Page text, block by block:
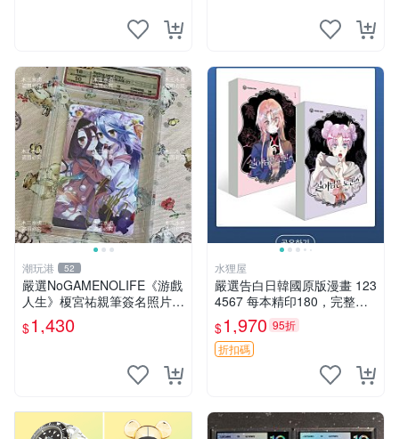
潮玩港 52
嚴選NoGAMENOLIFE《游戲
人生》榎宮祐親筆簽名照片，
3英寸珍藏版，國外原圖實
拍。簽名照片、收藏級品相、
$1,430
水狸屋
嚴選告白日韓國原版漫畫 123
4567 每本精印180，完整收
藏推薦 告白日、漫畫、特典
$1,970 95折
折扣碼